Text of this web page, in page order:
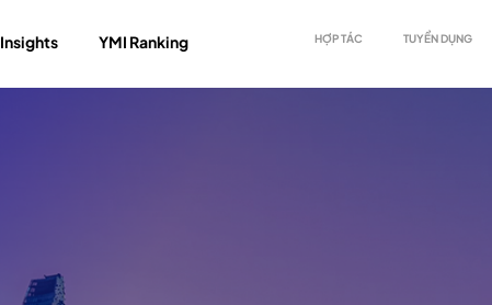
Insights YMI Ranking HỢP TÁC TUYỂN DỤNG